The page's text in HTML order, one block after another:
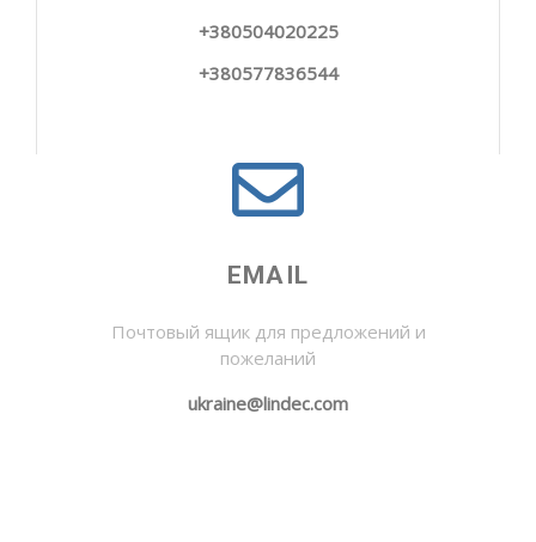
+380504020225
+380577836544
EMAIL
Почтовый ящик для предложений и
пожеланий
ukraine@lindec.com